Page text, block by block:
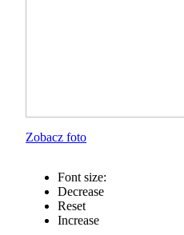
Zobacz foto
Font size:
Decrease
Reset
Increase